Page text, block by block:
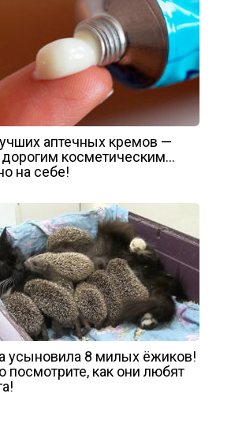
аптечных кремов —
дорогим косметическим…
на себе!
усыновила 8 милых ёжиков!
посмотрите, как они любят